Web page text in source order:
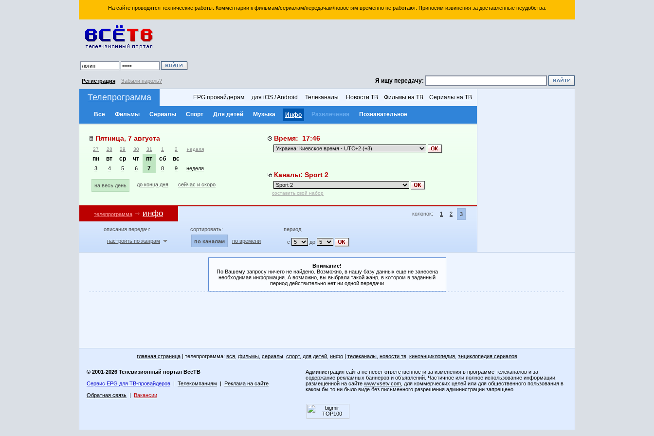
На сайте проводятся технические работы. Комментарии к фильмам/сериалам/передачам/новостям временно не работают. Приносим извинения за доставленные неудобства.
Регистрация Забыли пароль? Я ищу передачу:
Телепрограмма EPG провайдерам для iOS / Android Телеканалы Новости ТВ Фильмы на ТВ Сериалы на ТВ
Все Фильмы Сериалы Спорт Для детей Музыка Инфо Развлечения Познавательное
Пятница, 7 августа
27 28 29 30 31 1 2 неделя
пн вт ср чт пт сб вс
3 4 5 6 7 8 9 неделя
на весь день до конца дня сейчас и скоро
Время: 17:46
Каналы: Sport 2
составить свой набор
телепрограмма инфо колонок: 1 2 3
описания передач:
настроить по жанрам
сортировать:
по каналам по времени
период:
с до
Внимание!
По Вашему запросу ничего не найдено. Возможно, в нашу базу данных еще не занесена
необходимая информация. А возможно, вы выбрали такой жанр, в котором в заданный
период действительно нет ни одной передачи
главная страница | телепрограмма: вся фильмы сериалы спорт, для детей инфо | телеканалы новости тв киноэнциклопедия энциклопедия сериалов
© 2001-2026 Телевизионный портал ВсёТВ
Сервис EPG для ТВ-провайдеров | Телекомпаниям | Реклама на сайте
Обратная связь | Вакансии
Администрация сайта не несет ответственности за изменения в программе телеканалов и за
содержание рекламных баннеров и объявлений. Частичное или полное использование информации,
размещенной на сайте www.vsetv.com , для коммерческих целей или для общественного пользования в
каком бы то ни было виде без письменного разрешения администрации запрещено.